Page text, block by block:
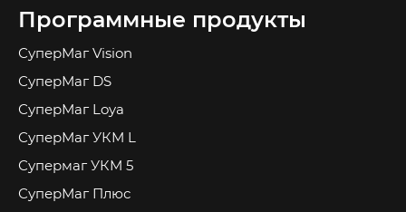
Программные продукты
СуперМаг Vision
СуперМаг DS
СуперМаг Loya
СуперМаг УКМ L
Супермаг УКМ 5
СуперМаг Плюс